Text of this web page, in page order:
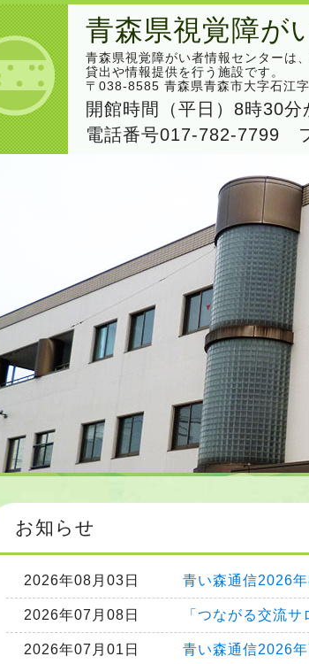
青森県視覚障が
青森県視覚障がい者情報センターは
貸出や情報提供を行う施設です。
〒038-8585 青森県青森市大字石江
開館時間（平日）8時30分
電話番号017-782-7799
お知らせ
2026年08月03日 青い森通信2026
2026年07月08日 「つながる交流
2026年07月01日 青い森通信2026